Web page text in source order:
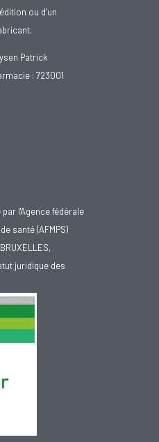
ou d’un
Patrick
: 723001
l'Agence fédérale
santé (AFMPS)
juridique des